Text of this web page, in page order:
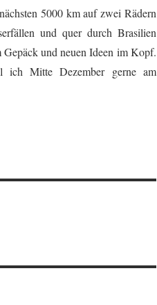
5000 km auf zwei Rädern
und quer durch Brasilien
und neuen Ideen im Kopf.
ich Mitte Dezember gerne am